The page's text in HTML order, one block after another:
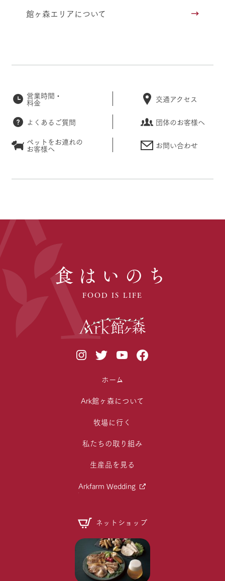
館ヶ森エリアについて
営業時間・
料金 交通アクセス
よくあるご質問
団体のお客様へ
ペットをお連れの
お客様へ お問い合わせ
食はいのち
FOOD IS LIFE
ホーム
Ark館ヶ森について
牧場に行く
私たちの取り組み
生産品を見る
Arkfarm Wedding
ネットショップ